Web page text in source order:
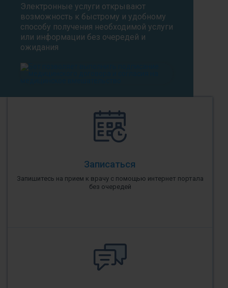
Электронные услуги открывают
возможность к быстрому и удобному
способу получения необходимой услуги
или информации без очередей и
ожидания
Записаться
Запишитесь на прием к врачу с помощью интернет портала
без очередей